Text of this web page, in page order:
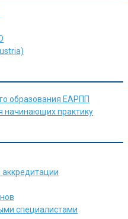
образования ЕАРПП
начинающих практику
аккредитации
специалистами